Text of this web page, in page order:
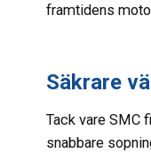
framtidens
Säkrare
Tack vare SMC
snabbare